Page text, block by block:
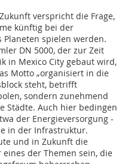
verspricht die Frage,
künftig bei der
Planeten spielen werden.
DN 5000, der zur Zeit
in Mexico City gebaut wird,
Motto „organisiert in die
steht, betrifft
sondern zunehmend
Städte. Auch hier bedingen
der Energieversorgung -
in der Infrastruktur.
und in Zukunft die
der Themen sein, die